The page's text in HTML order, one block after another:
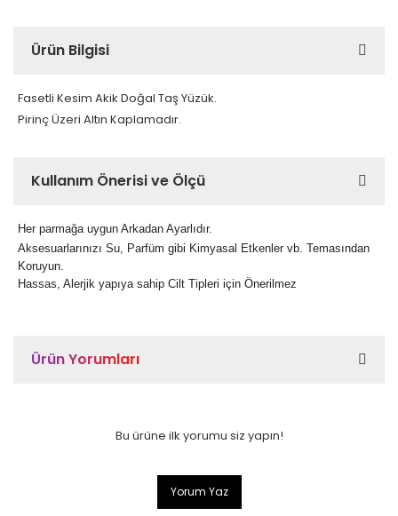
Ürün Bilgisi
Fasetli Kesim Akik Doğal Taş Yüzük.
Pirinç Üzeri Altın Kaplamadır.
Kullanım Önerisi ve Ölçü
Her parmağa uygun Arkadan Ayarlıdır.
Aksesuarlarınızı Su, Parfüm gibi Kimyasal Etkenler vb. Temasından
Koruyun.
Hassas, Alerjik yapıya sahip Cilt Tipleri için Önerilmez
Ürün Yorumları
Bu ürüne ilk yorumu siz yapın!
Yorum Yaz